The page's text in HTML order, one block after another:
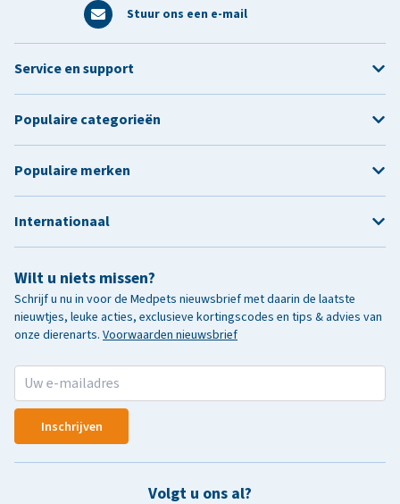
Stuur ons een e-mail
Wilt u niets missen?
Schrijf u nu in voor de Medpets nieuwsbrief met daarin de laatste
nieuwtjes, leuke acties, exclusieve kortingscodes en tips & advies van
onze dierenarts. Voorwaarden nieuwsbrief
Inschrijven
Volgt u ons al?
Service en support
Populaire categorieën
Populaire merken
Internationaal